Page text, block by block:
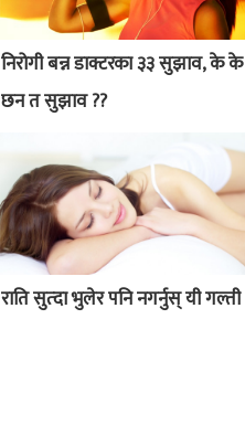
निरोगी बन्न डाक्टरका ३३ सुझाव, के के
छन त सुझाव ??
राति सुत्दा भुलेर पनि नगर्नुस् यी गल्ती